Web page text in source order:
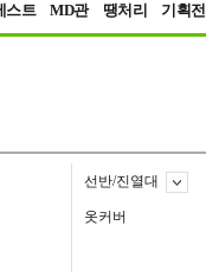
스트 MD관 땡처리 기획전
선반/진열대
옷커버